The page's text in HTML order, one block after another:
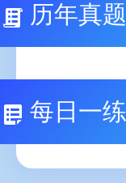
历年真题
每日一练